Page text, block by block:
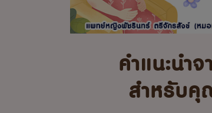
คำแนะนำ
สำหรับ